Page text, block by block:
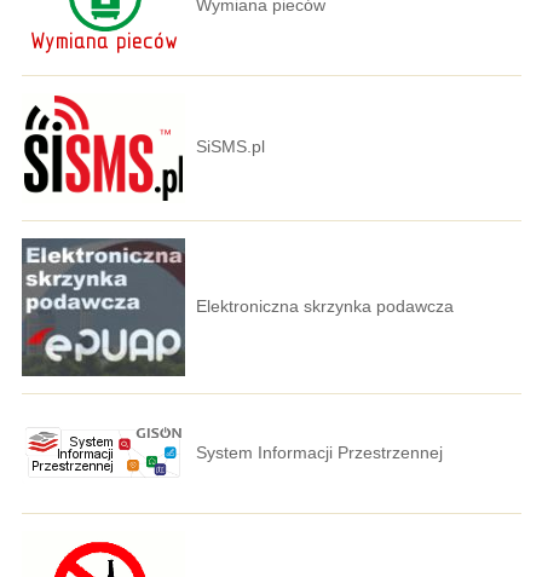
Wymiana pieców
SiSMS.pl
Elektroniczna skrzynka podawcza
System Informacji Przestrzennej